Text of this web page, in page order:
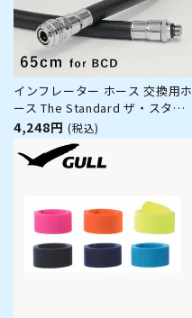
インフレーター ホース 交換用ホ
ース The Standard ザ・スタン
ダード ダイビング アクセサリー
パーツ 65cm
4,248円 (税込)